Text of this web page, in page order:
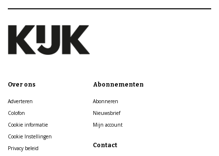
Over ons
Adverteren
Colofon
Cookie informatie
Cookie Instellingen
Privacy beleid
Abonnementen
Abonneren
Nieuwsbrief
Mijn account
Contact